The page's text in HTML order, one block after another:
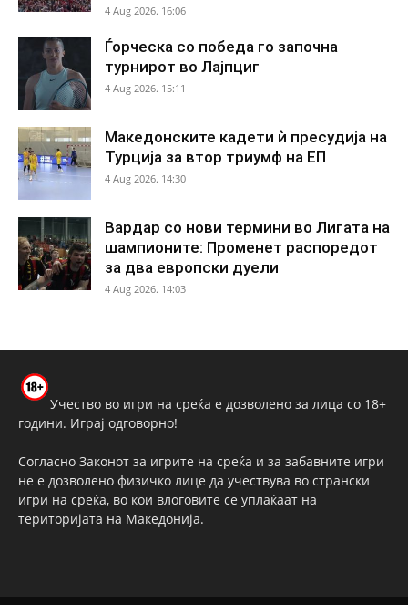
4 Aug 2026. 16:06
Ѓорческа со победа го започна
турнирот во Лајпциг
4 Aug 2026. 15:11
Македонските кадети ѝ пресудија на
Турција за втор триумф на ЕП
4 Aug 2026. 14:30
Вардар со нови термини во Лигата на
шампионите: Променет распоредот
за два европски дуели
4 Aug 2026. 14:03
Учество во игри на среќа е дозволено за лица со 18+
години. Играј одговорно!
Согласно Законот за игрите на среќа и за забавните игри
не е дозволено физичко лице да учествува во странски
игри на среќа, во кои влоговите се уплаќаат на
територијата на Македонија.